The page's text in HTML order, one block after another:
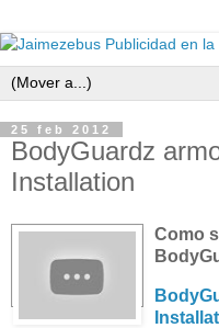
25 feb 2012
BodyGuardz
Installation
Como